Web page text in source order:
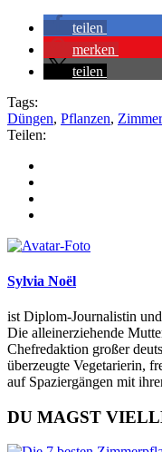
teilen
merken
teilen
Tags:
Düngen, Pflanzen,
Teilen:
Sylvia Noël
ist Diplom-Journalistin
Die alleinerziehende
Chefredaktion großer
überzeugte Vegetarierin,
auf Spaziergängen mit
DU MAGST